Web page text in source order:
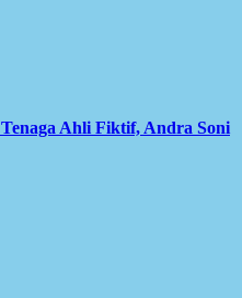
Ahli Fiktif, Andra Soni